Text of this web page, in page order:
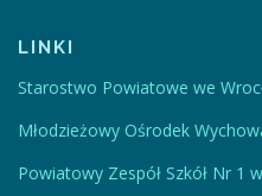
LINKI
Starostwo Powiatowe we
Młodzieżowy Ośrodek
Powiatowy Zespół Szkół Nr 1